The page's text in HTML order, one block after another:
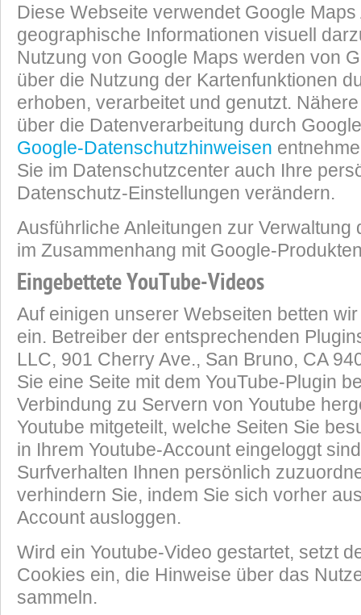
Diese Webseite verwendet Google Maps
geographische Informationen visuell
Nutzung von Google Maps werden von
über die Nutzung der Kartenfunktionen
erhoben, verarbeitet und genutzt.
über die Datenverarbeitung durch
Google-Datenschutzhinweisen
Sie im Datenschutzcenter auch Ihre
Datenschutz-Einstellungen verändern.
Ausführliche Anleitungen zur Verwaltung
im Zusammenhang mit Google-
Eingebettete YouTube-Videos
Auf einigen unserer Webseiten betten
ein. Betreiber der entsprechenden
LLC, 901 Cherry Ave., San Bruno, CA
Sie eine Seite mit dem YouTube-Plugin
Verbindung zu Servern von Youtube
Youtube mitgeteilt, welche Seiten Sie
in Ihrem Youtube-Account eingeloggt
Surfverhalten Ihnen persönlich
verhindern Sie, indem Sie sich vorher
Account ausloggen.
Wird ein Youtube-Video gestartet, setzt
Cookies ein, die Hinweise über das
sammeln.